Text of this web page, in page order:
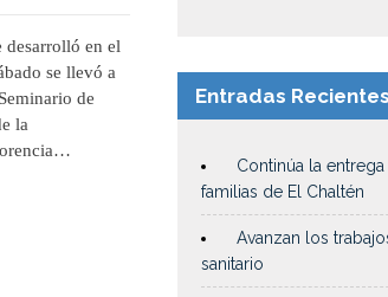
en el
se llevó a
de
la
Entradas Recientes
Continúa la
familias de El Chaltén
Avanzan los
sanitario